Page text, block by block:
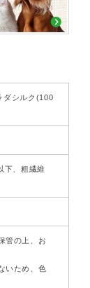
ダシルク(100
下、粗繊維
管の上、お
いため、色